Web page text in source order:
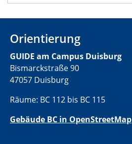
Orientierung
GUIDE am Campus Duisburg
Bismarckstraße 90
47057 Duisburg
Räume: BC 112 bis BC 115
Gebäude BC in OpenStreetMap